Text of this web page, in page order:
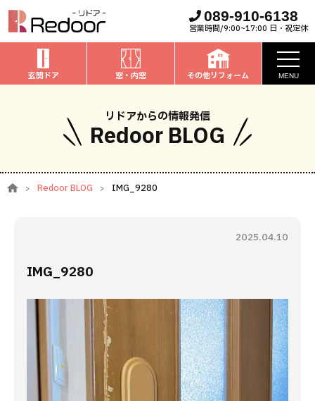
089-910-6138
営業時間/9:00~17:00 日・祝定休
玄関ドア 窓・内窓 その他リフォーム MENU
私たちについて
取扱商品
お家全般 のリフォーム
お客様の声
ブログ
よくある質問
補助金事業
リドアからの情報発信
Redoor BLOG
Redoor BLOG IMG_9280
2025.04.10
IMG_9280